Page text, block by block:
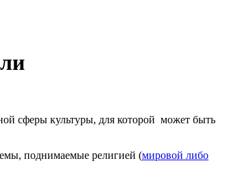
сферы культуры, для которой может быть
поднимаемые религией (мировой либо